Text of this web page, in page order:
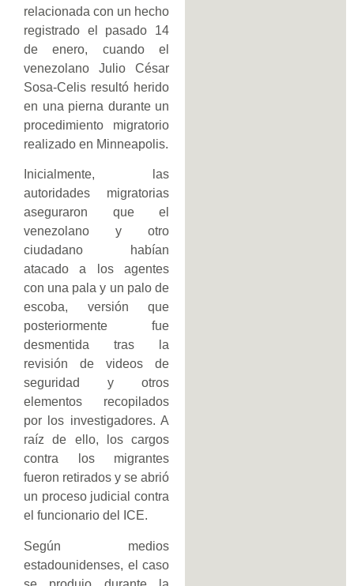
relacionada con un hecho
registrado el pasado 14
de enero, cuando el
venezolano Julio César
Sosa-Celis resultó herido
en una pierna durante un
procedimiento migratorio
realizado en Minneapolis.
Inicialmente, las
autoridades migratorias
aseguraron que el
venezolano y otro
ciudadano habían
atacado a los agentes
con una pala y un palo de
escoba, versión que
posteriormente fue
desmentida tras la
revisión de videos de
seguridad y otros
elementos recopilados
por los investigadores. A
raíz de ello, los cargos
contra los migrantes
fueron retirados y se abrió
un proceso judicial contra
el funcionario del ICE.
Según medios
estadounidenses, el caso